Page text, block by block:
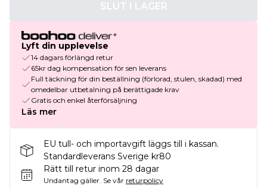
SLUT I LAGER
Lyft din upplevelse
14 dagars förlängd retur
65kr dag kompensation för sen leverans
Full täckning för din beställning (förlorad, stulen, skadad) med
omedelbar utbetalning på berättigade krav
Gratis och enkel återförsäljning
Läs mer
EU tull- och importavgift läggs till i kassan.
Standardleverans Sverige kr80
Rätt till retur inom 28 dagar
Undantag gäller. Se vår returpolicy